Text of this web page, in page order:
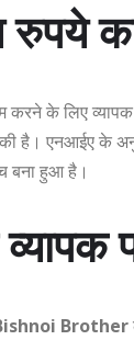
के लिए व्यापक
की है। एनआईए के
बना हुआ है।
Brother